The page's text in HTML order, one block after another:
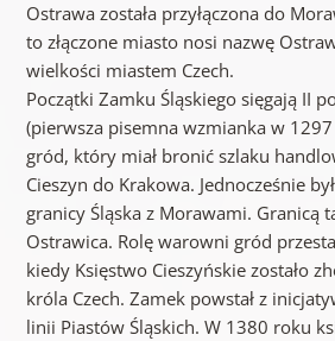
Ostrawa została przyłączona do
to złączone miasto nosi nazwę
wielkości miastem Czech.
Początki Zamku Śląskiego sięgają II
(pierwsza pisemna wzmianka w
gród, który miał bronić szlaku
Cieszyn do Krakowa. Jednocześnie
granicy Śląska z Morawami. Granicą
Ostrawica. Rolę warowni gród
kiedy Księstwo Cieszyńskie zostało
króla Czech. Zamek powstał z
linii Piastów Śląskich. W 1380 roku